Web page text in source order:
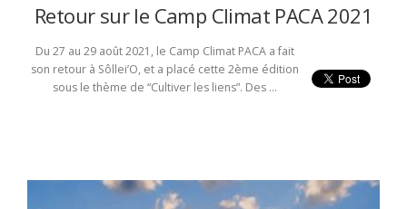
Retour sur le Camp Climat PACA 2021
Du 27 au 29 août 2021, le Camp Climat PACA a fait
son retour à Sôllei’O, et a placé cette 2ème édition
sous le thème de “Cultiver les liens”. Des …